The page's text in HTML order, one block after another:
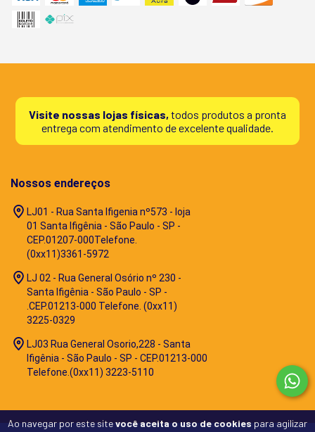
Ao navegar por este sitevocê aceita o uso de cookies para agilizar
Visite nossas lojas físicas, todos produtos a pronta
entrega com atendimento de excelente qualidade.
Nossos endereços
LJ01 - Rua Santa Ifigenia nº573 - loja
01 Santa Ifigênia - São Paulo - SP -
CEP.01207-000Telefone.
(0xx11)3361-5972
LJ 02 - Rua General Osório nº 230 -
Santa Ifigênia - São Paulo - SP -
.CEP.01213-000 Telefone. (0xx11)
3225-0329
LJ03 Rua General Osorio,228 - Santa
Ifigênia - São Paulo - SP - CEP.01213-000
Telefone.(0xx11) 3223-5110